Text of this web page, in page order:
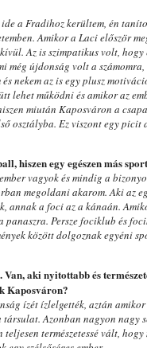
a Fradihoz kerültem, én
Amikor a Laci először
Az is szimpatikus volt,
újdonság volt a
nekem az is egy plusz
lehet működni és amikor az
miután Kaposváron a
osztályba. Ez viszont egy picit
hiszen egy egészen más
vagyok és mindig a
megoldani akarom. Aki az
annak a foci az a kánaán.
panaszra. Persze fociklub és
között dolgoznak egyéni
aki nyitottabb és
Kaposváron?
ízét ízlelgették, aztán
Azonban nagyon nagy
természetessé vált,